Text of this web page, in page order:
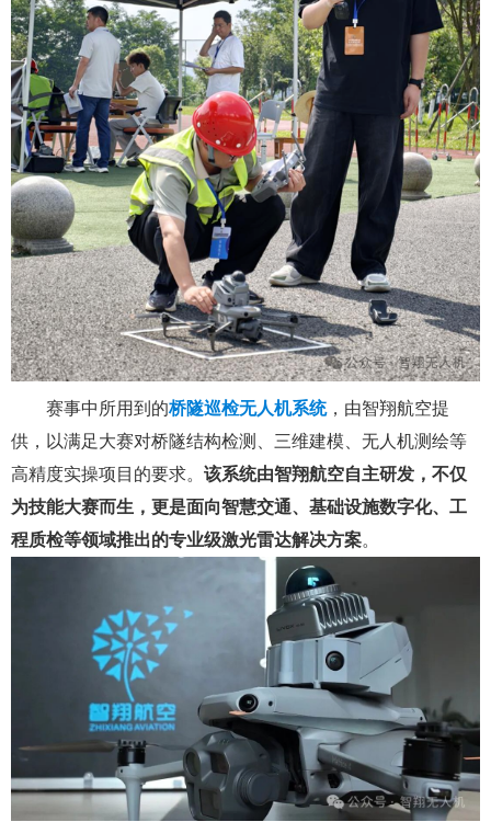
赛事中所用到的桥隧巡检无人机系统，由智翔航空提
供，以满足大赛对桥隧结构检测、三维建模、无人机测绘等
高精度实操项目的要求。 该系统由智翔航空自主研发，不仅
为技能大赛而生，更是面向智慧交通、基础设施数字化、工
程质检等领域推出的专业级激光雷达解决方案。